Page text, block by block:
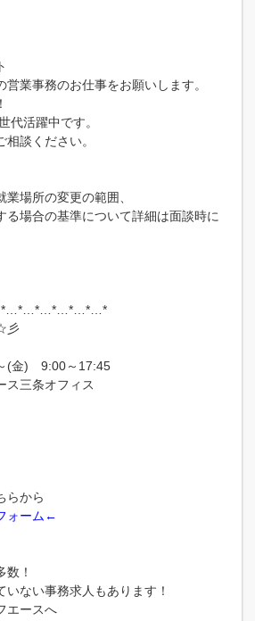
業事務のお仕事をお願いします。
代活躍中です。
談ください。
場所の変更の範囲、
る場合の基準について詳細は面談時に
彡
(金) 9:00～17:45
三条オフィス
らから
ォーム←
数！
ない事務求人もあります！
エースへ